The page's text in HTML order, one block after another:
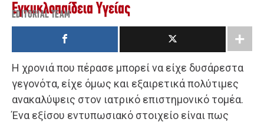
Εγκυκλοπαίδεια Υγείας
EDITORIAL TEAM
Η χρονιά που πέρασε μπορεί να είχε δυσάρεστα
γεγονότα, είχε όμως και εξαιρετικά πολύτιμες
ανακαλύψεις στον ιατρικό επιστημονικό τομέα.
Ένα εξίσου εντυπωσιακό στοιχείο είναι πως